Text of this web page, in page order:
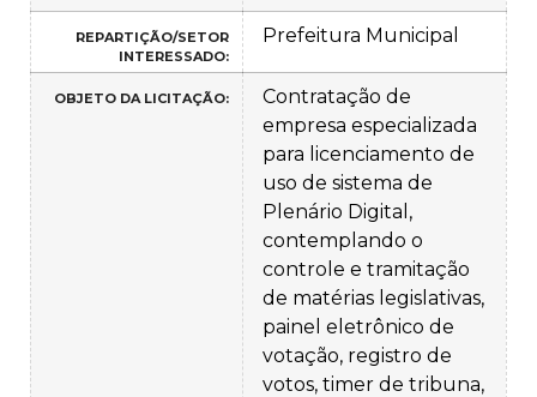
REPARTIÇÃO/SETOR
INTERESSADO:
Prefeitura Municipal
OBJETO DA LICITAÇÃO:
Contratação de
empresa especializada
para licenciamento de
uso de sistema de
Plenário Digital,
contemplando o
controle e tramitação
de matérias legislativas,
painel eletrônico de
votação, registro de
votos, timer de tribuna,